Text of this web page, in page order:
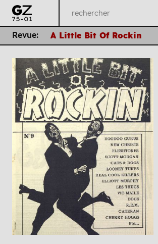
Revue: A Little Bit Of Rockin